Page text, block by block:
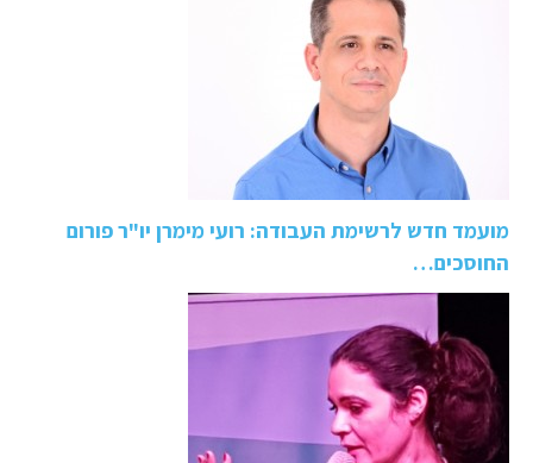
מועמד חדש לרשימת העבודה: רועי מימרן יו"ר פורום
החוסכים…